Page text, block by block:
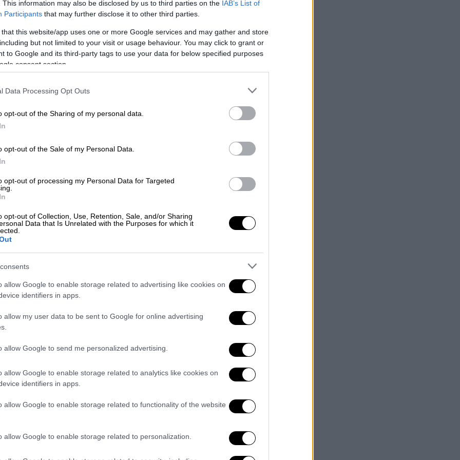
This information may also be disclosed by us to third parties on the IAB’s List of
Participants that may further disclose it to other third parties.
that this website/app uses one or more Google services and may gather and store
but not limited to your visit or usage behaviour. You may click to grant or
to Google and its third-party tags to use your data for below specified purposes
consent section.
Data Processing Opt Outs
opt-out of the Sharing of my personal data.
opt-out of the Sale of my Personal Data.
opt-out of processing my Personal Data for Targeted
opt-out of Collection, Use, Retention, Sale, and/or Sharing
Data that Is Unrelated with the Purposes for which it
allow Google to enable storage related to advertising like cookies on
identifiers in apps.
allow my user data to be sent to Google for online advertising
allow Google to send me personalized advertising.
allow Google to enable storage related to analytics like cookies on
identifiers in apps.
allow Google to enable storage related to functionality of the website
allow Google to enable storage related to personalization.
όπλο σε μαθητές επειδή τον
Ανακλήθηκε ο κατ' οίκον
έχασε τη ζωή της από τα
πυρά του
, σε κεντρικό σημείο της πόλης. Η
μέσα στο αυτοκίνητο της.
δεν αποδέχθηκε ποτέ την απόφαση
και να προχωρήσει τη ζωή της. Όπως
συστηματικά, την απειλούσε και
του είχαν επιβληθεί μετά από
βία.
τριών παιδιών
με τον 30χρονο, αλλά η σχέση τους
Ναστούλη προχώρησε τη ζωή της και
σύντροφό της.
του 2024, ο δράστης είχε στήσει
το οποίο μάλιστα προμηθεύτηκε ενώ,
αφαιρέσει δύο κυνηγετικά όπλα που
σε βάρος του το θύμα για